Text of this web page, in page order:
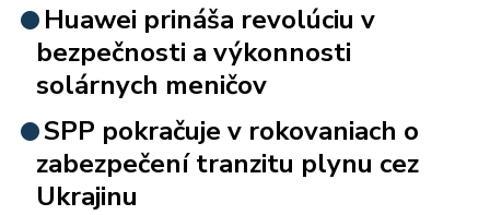
Huawei prináša revolúciu v
bezpečnosti a výkonnosti
solárnych meničov
SPP pokračuje v rokovaniach o
zabezpečení tranzitu plynu cez
Ukrajinu